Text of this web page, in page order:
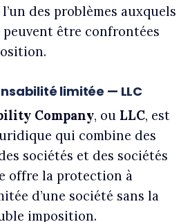
des problèmes auxquels
être confrontées
limitée — LLC
Company, ou LLC, est
qui combine des
sociétés et des sociétés
offre la protection à
d’une société sans la
imposition.